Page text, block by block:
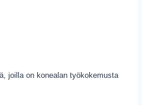
joilla on konealan työkokemusta